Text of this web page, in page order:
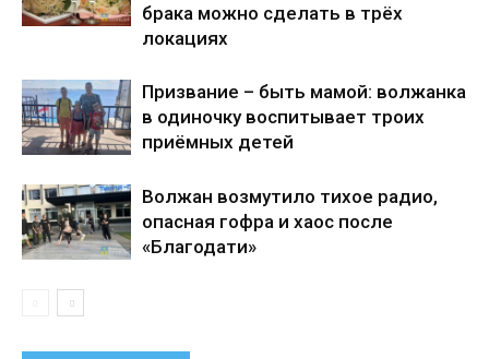
брака можно сделать в трёх
локациях
Призвание – быть мамой: волжанка
в одиночку воспитывает троих
приёмных детей
Волжан возмутило тихое радио,
опасная гофра и хаос после
«Благодати»